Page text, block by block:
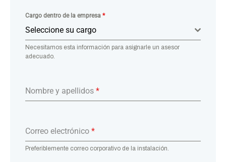
Cargo dentro de la empresa *
Seleccione su cargo
Necesitamos esta información para asignarle un asesor
adecuado.
Nombre y apellidos *
Correo electrónico *
Preferiblemente correo corporativo de la instalación.